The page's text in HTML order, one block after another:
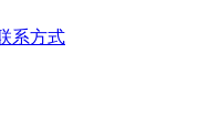
系方式